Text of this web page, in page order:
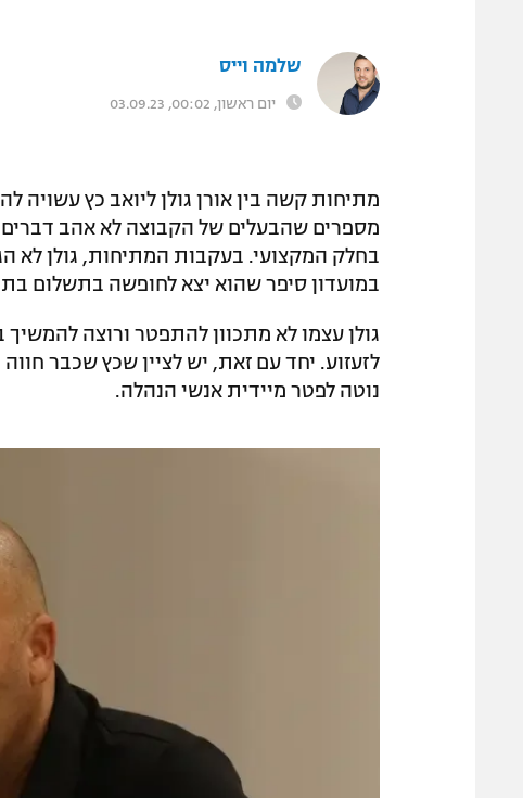
שלמה וייס
יום ראשון, 00:02, 03.09.23
מתיחות קשה בין אורן גולן ליואב כץ עשויה
מספרים שהבעלים של הקבוצה לא אהב
במועדון סיפר שהוא יצא לחופשה בתשלום בת
גולן עצמו לא מתכוון להתפטר ורוצה
לזעזוע. יחד עם זאת, יש לציין שכץ שכבר
נוטה לפטר מיידית אנשי הנהלה.